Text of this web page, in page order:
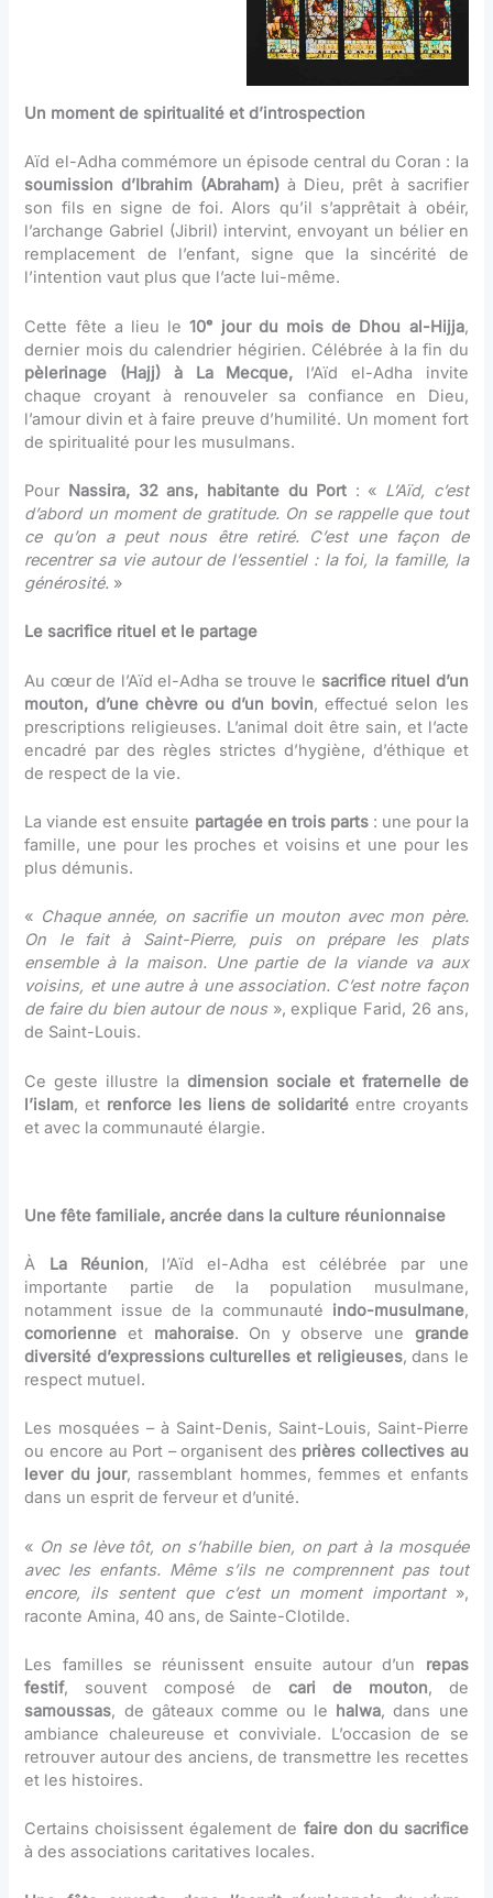
Un moment de spiritualité et d’introspection
Aïd el-Adha commémore un épisode central du Coran : la
soumission d’Ibrahim (Abraham) à Dieu, prêt à sacrifier
son fils en signe de foi. Alors qu’il s’apprêtait à obéir,
l’archange Gabriel (Jibril) intervint, envoyant un bélier en
remplacement de l’enfant, signe que la sincérité de
l’intention vaut plus que l’acte lui-même.
Cette fête a lieu le10ᵉ jour du mois de Dhou al-Hijja,
dernier mois du calendrier hégirien. Célébrée à la fin du
pèlerinage (Hajj) à La Mecque, l’Aïd el-Adha invite
chaque croyant à renouveler sa confiance en Dieu,
l’amour divin et à faire preuve d’humilité. Un moment fort
de spiritualité pour les musulmans.
Pour Nassira, 32 ans, habitante du Port : « L’Aïd, c’est
d’abord un moment de gratitude. On se rappelle que tout
ce qu’on a peut nous être retiré. C’est une façon de
recentrer sa vie autour de l’essentiel : la foi, la famille, la
générosité. »
Le sacrifice rituel et le partage
Au cœur de l’Aïd el-Adha se trouve le sacrifice rituel d’un
mouton, d’une chèvre ou d’un bovin, effectué selon les
prescriptions religieuses. L’animal doit être sain, et l’acte
encadré par des règles strictes d’hygiène, d’éthique et
de respect de la vie.
La viande est ensuite partagée en trois parts: une pour la
famille, une pour les proches et voisins et une pour les
plus démunis.
« Chaque année, on sacrifie un mouton avec mon père.
On le fait à Saint-Pierre, puis on prépare les plats
ensemble à la maison. Une partie de la viande va aux
voisins, et une autre à une association. C’est notre façon
de faire du bien autour de nous», explique Farid, 26 ans,
de Saint-Louis.
Ce geste illustre la dimension sociale et fraternelle de
l’islam, et renforce les liens de solidarité entre croyants
et avec la communauté élargie.
Une fête familiale, ancrée dans la culture réunionnaise
À La Réunion, l’Aïd el-Adha est célébrée par une
importante partie de la population musulmane,
notamment issue de la communauté indo-musulmane,
comorienne et mahoraise. On y observe une grande
diversité d’expressions culturelles et religieuses, dans le
respect mutuel.
Les mosquées – à Saint-Denis, Saint-Louis, Saint-Pierre
ou encore au Port – organisent des prières collectives au
lever du jour, rassemblant hommes, femmes et enfants
dans un esprit de ferveur et d’unité.
« On se lève tôt, on s’habille bien, on part à la mosquée
avec les enfants. Même s’ils ne comprennent pas tout
encore, ils sentent que c’est un moment important »,
raconte Amina, 40 ans, de Sainte-Clotilde.
Les familles se réunissent ensuite autour d’un repas
festif, souvent composé de cari de mouton, de
samoussas, de gâteaux comme ou le halwa, dans une
ambiance chaleureuse et conviviale. L’occasion de se
retrouver autour des anciens, de transmettre les recettes
et les histoires.
Certains choisissent également de faire don du sacrifice
à des associations caritatives locales.